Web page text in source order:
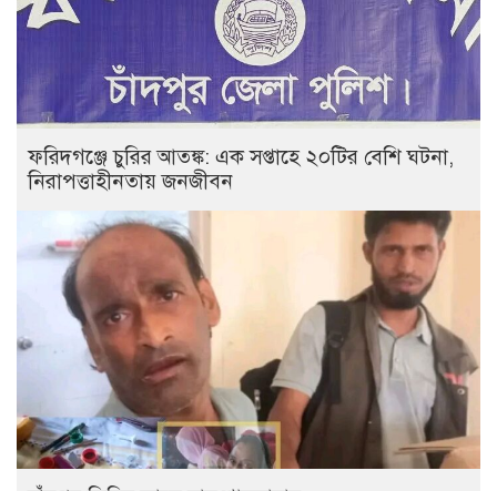
ফরিদগঞ্জে চুরির আতঙ্ক: এক সপ্তাহে ২০টির বেশি ঘটনা,
নিরাপত্তাহীনতায় জনজীবন